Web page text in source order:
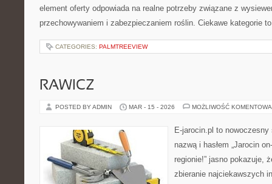
element oferty odpowiada na realne potrzeby związane z
przechowywaniem i zabezpieczaniem roślin. Ciekawe kategorie
CATEGORIES: PALMTREEVIEW
RAWICZ
POSTED BY ADMIN MAR - 15 - 2026 MOŻLIWOŚĆ
E-jarocin.pl to
nazwą i hasłem „Jarocin
regionie!” jasno pokazuje,
zbieranie najciekawszych